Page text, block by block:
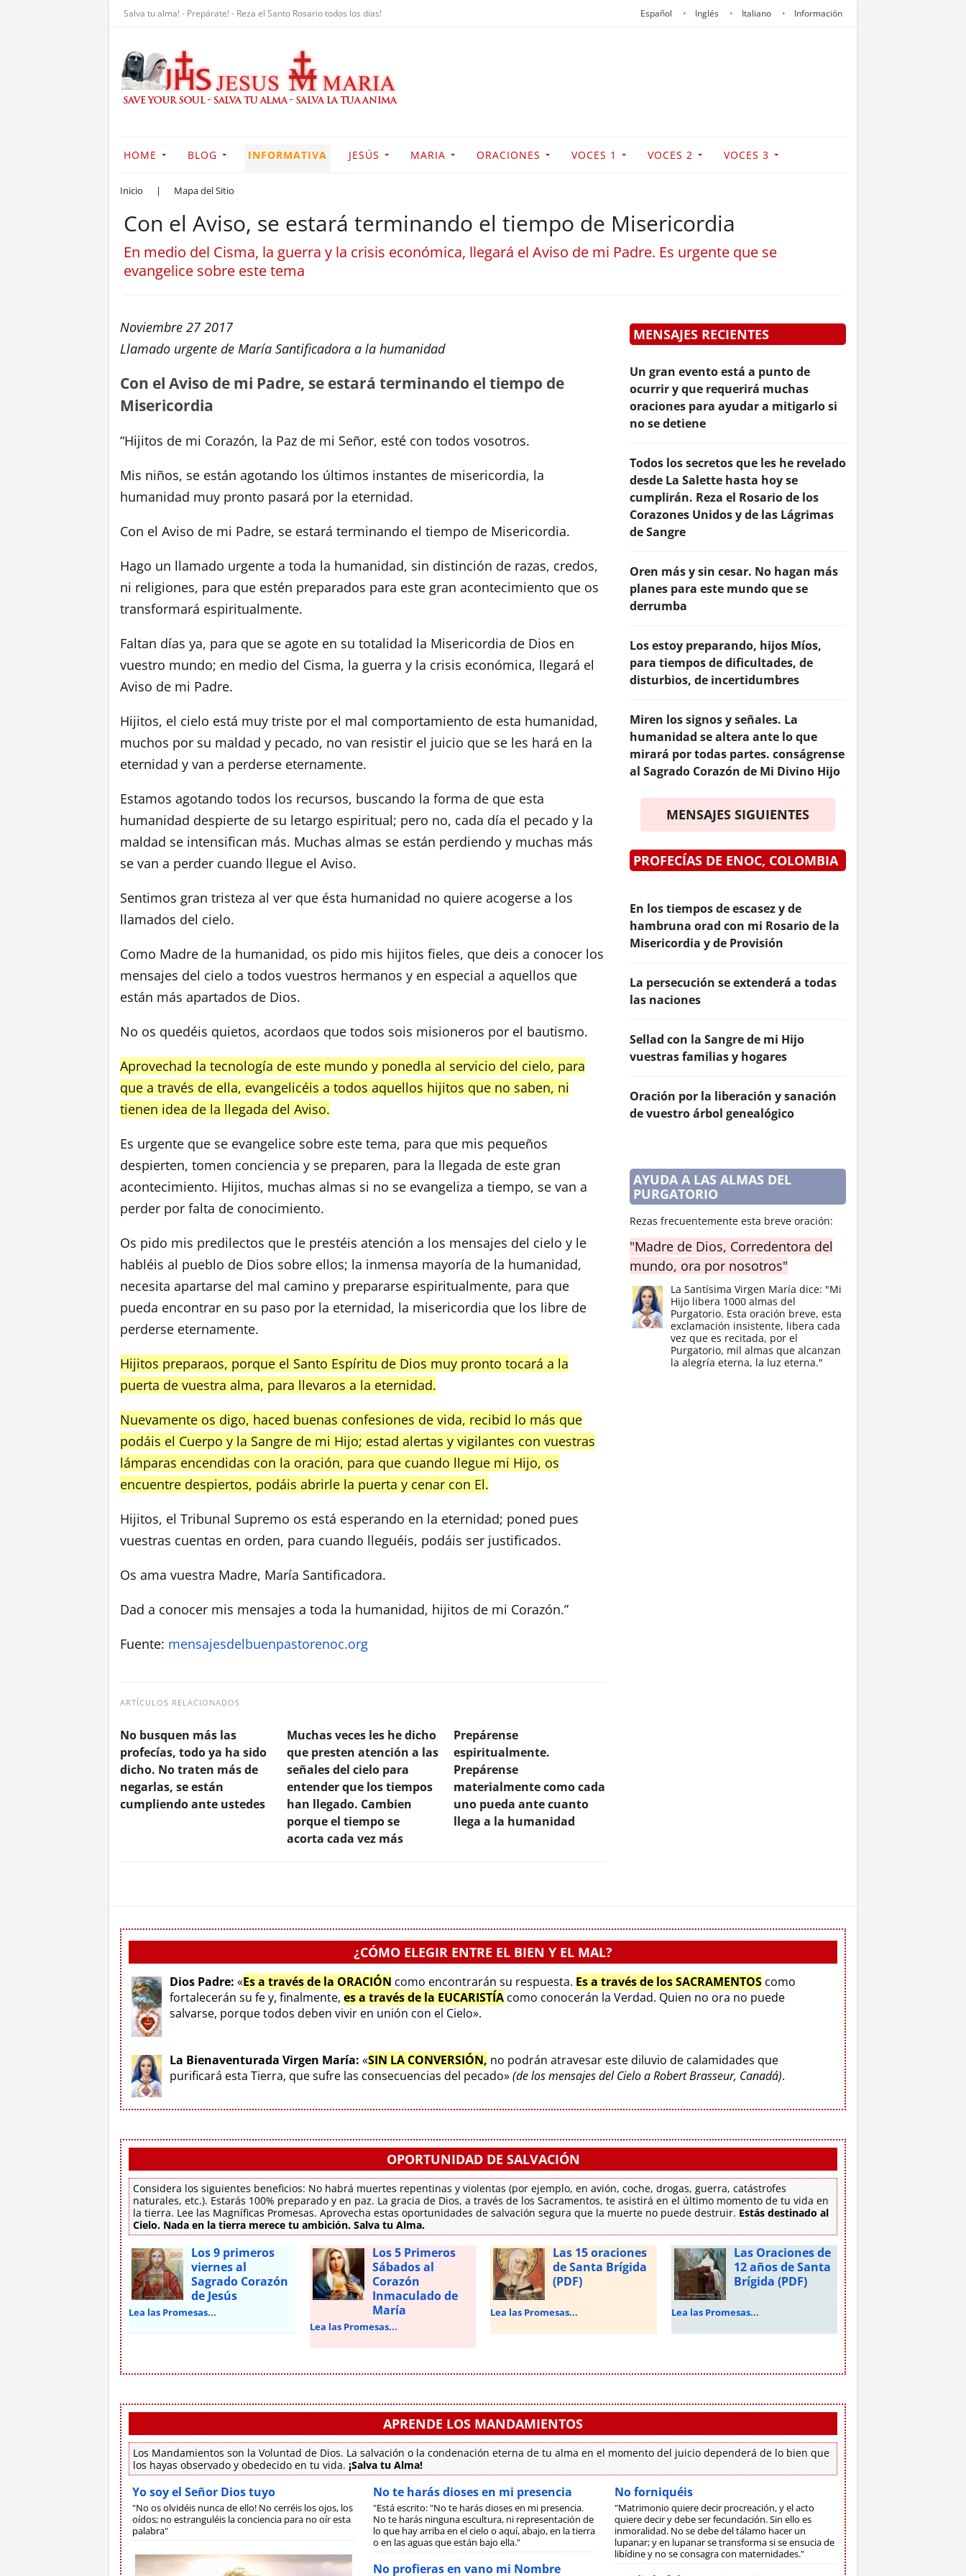
Salva tu alma! - Prepárate! - Reza el Santo Rosario todos los dias! Español Inglés Italiano Información
HOME BLOG INFORMATIVA JESÚS MARIA ORACIONES VOCES 1 VOCES 2 VOCES 3
Inicio | Mapa del Sitio
Con el Aviso, se estará terminando el tiempo de Misericordia
En medio del Cisma, la guerra y la crisis económica, llegará el Aviso de mi Padre. Es urgente que se
evangelice sobre este tema
Noviembre 27 2017
Llamado urgente de María Santificadora a la humanidad
Con el Aviso de mi Padre, se estará terminando el tiempo de
Misericordia
“Hijitos de mi Corazón, la Paz de mi Señor, esté con todos vosotros.
Mis niños, se están agotando los últimos instantes de misericordia, la
humanidad muy pronto pasará por la eternidad.
Con el Aviso de mi Padre, se estará terminando el tiempo de Misericordia.
Hago un llamado urgente a toda la humanidad, sin distinción de razas, credos,
ni religiones, para que estén preparados para este gran acontecimiento que os
transformará espiritualmente.
Faltan días ya, para que se agote en su totalidad la Misericordia de Dios en
vuestro mundo; en medio del Cisma, la guerra y la crisis económica, llegará el
Aviso de mi Padre.
Hijitos, el cielo está muy triste por el mal comportamiento de esta humanidad,
muchos por su maldad y pecado, no van resistir el juicio que se les hará en la
eternidad y van a perderse eternamente.
Estamos agotando todos los recursos, buscando la forma de que esta
humanidad despierte de su letargo espiritual; pero no, cada día el pecado y la
maldad se intensifican más. Muchas almas se están perdiendo y muchas más
se van a perder cuando llegue el Aviso.
Sentimos gran tristeza al ver que ésta humanidad no quiere acogerse a los
llamados del cielo.
Como Madre de la humanidad, os pido mis hijitos fieles, que deis a conocer los
mensajes del cielo a todos vuestros hermanos y en especial a aquellos que
están más apartados de Dios.
No os quedéis quietos, acordaos que todos sois misioneros por el bautismo.
Aprovechad la tecnología de este mundo y ponedla al servicio del cielo, para
que a través de ella, evangelicéis a todos aquellos hijitos que no saben, ni
tienen idea de la llegada del Aviso.
Es urgente que se evangelice sobre este tema, para que mis pequeños
despierten, tomen conciencia y se preparen, para la llegada de este gran
acontecimiento. Hijitos, muchas almas si no se evangeliza a tiempo, se van a
perder por falta de conocimiento.
Os pido mis predilectos que le prestéis atención a los mensajes del cielo y le
habléis al pueblo de Dios sobre ellos; la inmensa mayoría de la humanidad,
necesita apartarse del mal camino y prepararse espiritualmente, para que
pueda encontrar en su paso por la eternidad, la misericordia que los libre de
perderse eternamente.
Hijitos preparaos, porque el Santo Espíritu de Dios muy pronto tocará a la
puerta de vuestra alma, para llevaros a la eternidad.
Nuevamente os digo, haced buenas confesiones de vida, recibid lo más que
podáis el Cuerpo y la Sangre de mi Hijo; estad alertas y vigilantes con vuestras
lámparas encendidas con la oración, para que cuando llegue mi Hijo, os
encuentre despiertos, podáis abrirle la puerta y cenar con El.
Hijitos, el Tribunal Supremo os está esperando en la eternidad; poned pues
vuestras cuentas en orden, para cuando lleguéis, podáis ser justificados.
Os ama vuestra Madre, María Santificadora.
Dad a conocer mis mensajes a toda la humanidad, hijitos de mi Corazón.”
Fuente: mensajesdelbuenpastorenoc.org
ARTÍCULOS RELACIONADOS
No busquen más las
profecías, todo ya ha sido
dicho. No traten más de
negarlas, se están
cumpliendo ante ustedes
Muchas veces les he dicho
que presten atención a las
señales del cielo para
entender que los tiempos
han llegado. Cambien
porque el tiempo se
acorta cada vez más
Prepárense
espiritualmente.
Prepárense
materialmente como cada
uno pueda ante cuanto
llega a la humanidad
MENSAJES RECIENTES
Un gran evento está a punto de
ocurrir y que requerirá muchas
oraciones para ayudar a mitigarlo si
no se detiene
Todos los secretos que les he revelado
desde La Salette hasta hoy se
cumplirán. Reza el Rosario de los
Corazones Unidos y de las Lágrimas
de Sangre
Oren más y sin cesar. No hagan más
planes para este mundo que se
derrumba
Los estoy preparando, hijos Míos,
para tiempos de dificultades, de
disturbios, de incertidumbres
Miren los signos y señales. La
humanidad se altera ante lo que
mirará por todas partes. conságrense
al Sagrado Corazón de Mi Divino Hijo
MENSAJES SIGUIENTES
PROFECÍAS DE ENOC, COLOMBIA
En los tiempos de escasez y de
hambruna orad con mi Rosario de la
Misericordia y de Provisión
La persecución se extenderá a todas
las naciones
Sellad con la Sangre de mi Hijo
vuestras familias y hogares
Oración por la liberación y sanación
de vuestro árbol genealógico
AYUDA A LAS ALMAS DEL
PURGATORIO
Rezas frecuentemente esta breve oración:
"Madre de Dios, Corredentora del
mundo, ora por nosotros"
La Santísima Virgen María dice: "Mi
Hijo libera 1000 almas del
Purgatorio. Esta oración breve, esta
exclamación insistente, libera cada
vez que es recitada, por el
Purgatorio, mil almas que alcanzan
la alegría eterna, la luz eterna."
¿CÓMO ELEGIR ENTRE EL BIEN Y EL MAL?
Dios Padre: «Es a través de la ORACIÓN como encontrarán su respuesta. Es a través de los SACRAMENTOS como
fortalecerán su fe y, finalmente, es a través de la EUCARISTÍA como conocerán la Verdad. Quien no ora no puede
salvarse, porque todos deben vivir en unión con el Cielo».
La Bienaventurada Virgen María: «SIN LA CONVERSIÓN, no podrán atravesar este diluvio de calamidades que
purificará esta Tierra, que sufre las consecuencias del pecado»(de los mensajes del Cielo a Robert Brasseur, Canadá).
OPORTUNIDAD DE SALVACIÓN
Considera los siguientes beneficios: No habrá muertes repentinas y violentas (por ejemplo, en avión, coche, drogas, guerra, catástrofes
naturales, etc.). Estarás 100% preparado y en paz. La gracia de Dios, a través de los Sacramentos, te asistirá en el último momento de tu vida en
la tierra. Lee las Magníficas Promesas. Aprovecha estas oportunidades de salvación segura que la muerte no puede destruir. Estás destinado al
Cielo. Nada en la tierra merece tu ambición. Salva tu Alma.
Los 9 primeros
viernes al
Sagrado Corazón
de Jesús
Lea las Promesas...
Los 5 Primeros
Sábados al
Corazón
Inmaculado de
María
Lea las Promesas...
Las 15 oraciones
de Santa Brígida
(PDF)
Lea las Promesas...
Las Oraciones de
12 años de Santa
Brígida (PDF)
Lea las Promesas...
APRENDE LOS MANDAMIENTOS
Los Mandamientos son la Voluntad de Dios. La salvación o la condenación eterna de tu alma en el momento del juicio dependerá de lo bien que
los hayas observado y obedecido en tu vida. ¡Salva tu Alma!
Yo soy el Señor Dios tuyo
"No os olvidéis nunca de ello! No cerréis los ojos, los
oídos; no estranguléis la conciencia para no oír esta
palabra"
No te harás dioses en mi presencia
"Está escrito: "No te harás dioses en mi presencia.
No te harás ninguna escultura, ni representación de
lo que hay arriba en el cielo o aquí, abajo, en la tierra
o en las aguas que están bajo ella."
No profieras en vano mi Nombre
No forniquéis
"Matrimonio quiere decir procreación, y el acto
quiere decir y debe ser fecundación. Sin ello es
inmoralidad. No se debe del tálamo hacer un
lupanar; y en lupanar se transforma si se ensucia de
libídine y no se consagra con maternidades."